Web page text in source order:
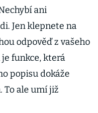
ani
Jen klepnete na
odpověď z vašeho
funkce, která
popisu dokáže
ale umí již